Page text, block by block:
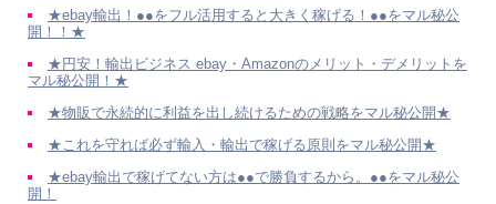
★ebay輸出！●●をフル活用すると大きく稼げる！●●をマル秘公
開！！★
★円安！輸出ビジネス ebay・Amazonのメリット・デメリットを
マル秘公開！★
★物販で永続的に利益を出し続けるための戦略をマル秘公開★
★これを守れば必ず輸入・輸出で稼げる原則をマル秘公開★
★ebay輸出で稼げてない方は●●で勝負するから。●●をマル秘公
開！